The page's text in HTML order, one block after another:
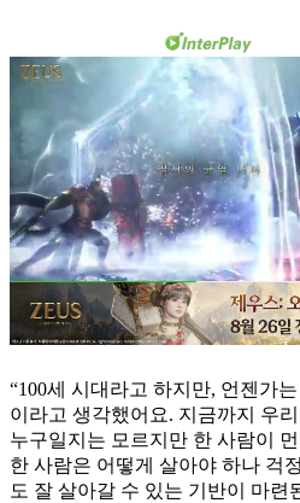
“100세 시대라고 하지만, 언젠가
이라고 생각했어요. 지금까지 우
누구일지는 모르지만 한 사람이
한 사람은 어떻게 살아야 하나 걱
도 잘 살아갈 수 있는 기반이 마련